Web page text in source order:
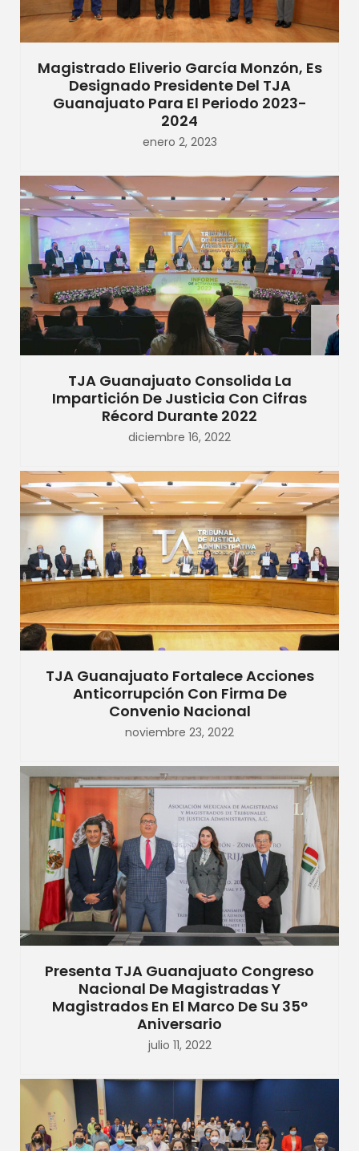
Magistrado Eliverio García Monzón, Es
Designado Presidente Del TJA
Guanajuato Para El Periodo 2023-
2024
enero 2, 2023
TJA Guanajuato Consolida La
Impartición De Justicia Con Cifras
Récord Durante 2022
diciembre 16, 2022
TJA Guanajuato Fortalece Acciones
Anticorrupción Con Firma De
Convenio Nacional
noviembre 23, 2022
Presenta TJA Guanajuato Congreso
Nacional De Magistradas Y
Magistrados En El Marco De Su 35°
Aniversario
julio 11, 2022